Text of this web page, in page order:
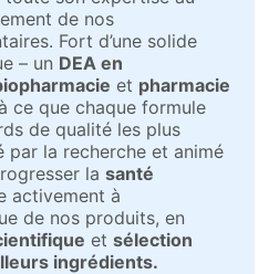
de nos
Fort d’une solide
– un DEA en
et pharmacie
ce que chaque formule
de qualité les plus
par la recherche et animé
lasanté
activement à
de nos produits, en
etsélection
ingrédients.